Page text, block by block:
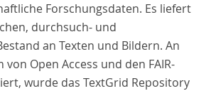
Forschungsdaten. Es liefert
durchsuch- und
an Texten und Bildern. An
Open Access und den FAIR-
wurde das TextGrid Repository